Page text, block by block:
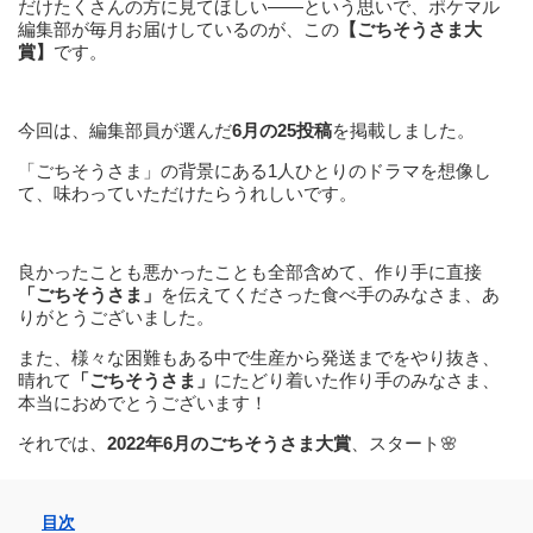
だけたくさんの方に見てほしい——という思いで、ポケマル
編集部が毎月お届けしているのが、この 【ごちそうさま大
賞】 です。
今回は、編集部員が選んだ6月の25投稿を掲載しました。
「ごちそうさま」の背景にある1人ひとりのドラマを想像し
て、味わっていただけたらうれしいです。
良かったことも悪かったことも全部含めて、作り手に直接
「ごちそうさま」 を伝えてくださった食べ手のみなさま、あ
りがとうございました。
また、様々な困難もある中で生産から発送までをやり抜き、
晴れて
「ごちそうさま」 にたどり着いた作り手のみなさま、
本当におめでとうございます！
それでは、 2022年6月のごちそうさま大賞 、スタート🌸
目次